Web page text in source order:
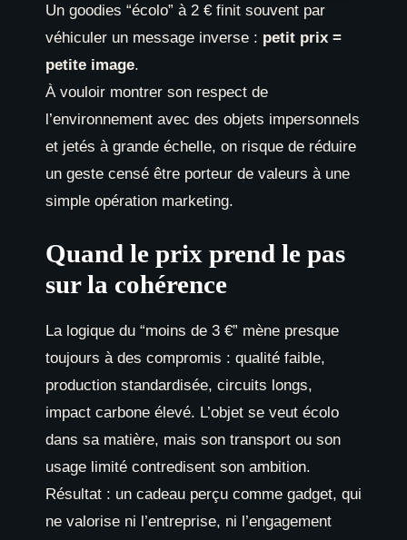
Un goodies “écolo” à 2 € finit souvent par
véhiculer un message inverse : petit prix =
petite image.
À vouloir montrer son respect de
l’environnement avec des objets impersonnels
et jetés à grande échelle, on risque de réduire
un geste censé être porteur de valeurs à une
simple opération marketing.
Quand le prix prend le pas
sur la cohérence
La logique du “moins de 3 €” mène presque
toujours à des compromis : qualité faible,
production standardisée, circuits longs,
impact carbone élevé. L’objet se veut écolo
dans sa matière, mais son transport ou son
usage limité contredisent son ambition.
Résultat : un cadeau perçu comme gadget, qui
ne valorise ni l’entreprise, ni l’engagement